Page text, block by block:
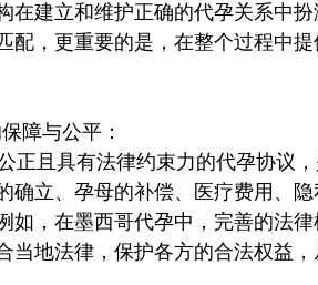
在建立和维护正确的代孕关系中
配，更重要的是，在整个过程中
障与公平：
正且具有法律约束力的代孕协议
确立、孕母的补偿、医疗费用、
如，在墨西哥代孕中，完善的法
当地法律，保护各方的合法权益